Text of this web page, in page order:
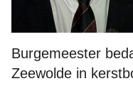
Burgemeester
Zeewolde in